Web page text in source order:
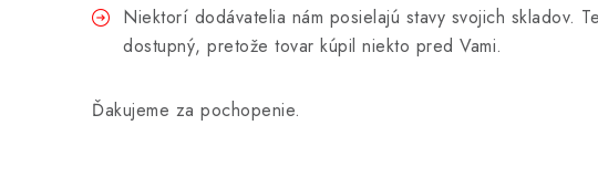
Niektorí dodávatelia nám posielajú stavy svojich skladov.
dostupný, pretože tovar kúpil niekto pred Vami.
Ďakujeme za pochopenie.